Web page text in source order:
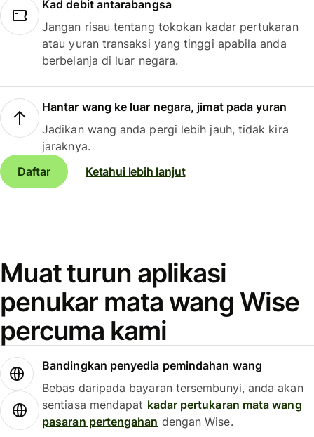
Kad debit antarabangsa
Jangan risau tentang tokokan kadar pertukaran
atau yuran transaksi yang tinggi apabila anda
berbelanja di luar negara.
Hantar wang ke luar negara, jimat pada yuran
Jadikan wang anda pergi lebih jauh, tidak kira
jaraknya.
Daftar
Ketahui lebih lanjut
Muat turun aplikasi
penukar mata wang Wise
percuma kami
Bandingkan penyedia pemindahan wang
Bebas daripada bayaran tersembunyi, anda akan
sentiasa mendapat kadar pertukaran mata wang
pasaran pertengahan dengan Wise.